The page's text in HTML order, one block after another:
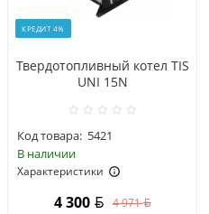
КРЕДИТ 4%
Твердотопливный котел TIS
UNI 15N
Код товара: 5421
В наличии
Характеристики
4 300 4 971